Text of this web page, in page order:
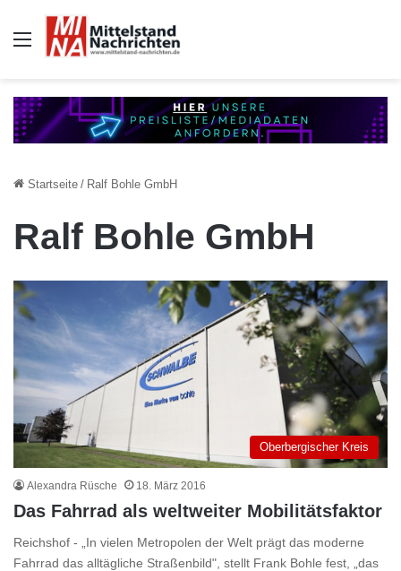
Auswahl
Startseite / Ralf Bohle GmbH
Ralf Bohle GmbH
Oberbergischer Kreis
Alexandra Rüsche 18. März 2016
Das Fahrrad als weltweiter Mobilitätsfaktor
Reichshof - „In vielen Metropolen der Welt prägt das moderne
Fahrrad das alltägliche Straßenbild", stellt Frank Bohle fest, „das